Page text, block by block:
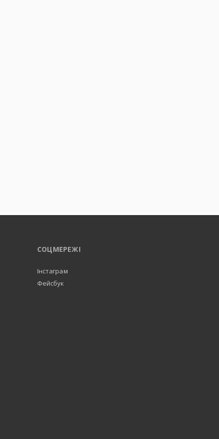
СОЦМЕРЕЖІ
Інстаграм
Фейсбук